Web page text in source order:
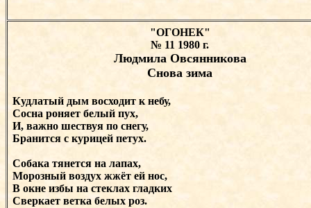
"ОГОНЕК"
№ 11 1980 г.
Людмила Овсянникова
Снова зима
Кудлатый дым восходит к небу,
Сосна роняет белый пух,
И, важно шествуя по снегу,
Бранится с курицей петух.
Собака тянется на лапах,
Морозный воздух жжёт ей нос,
В окне избы на стеклах гладких
Сверкает ветка белых роз.